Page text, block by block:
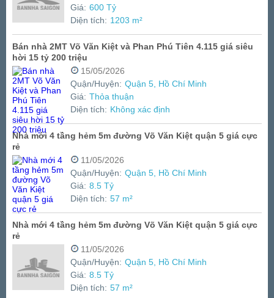
Giá: 600 Tỷ
Diện tích: 1203 m²
Bán nhà 2MT Võ Văn Kiệt và Phan Phú Tiên 4.115 giá siêu
hời 15 tỷ 200 triệu
15/05/2026
Quận/Huyện: Quận 5, Hồ Chí Minh
Giá: Thỏa thuận
Diện tích: Không xác định
Nhà mới 4 tầng hẻm 5m đường Võ Văn Kiệt quận 5 giá cực
rẻ
11/05/2026
Quận/Huyện: Quận 5, Hồ Chí Minh
Giá: 8.5 Tỷ
Diện tích: 57 m²
Nhà mới 4 tầng hẻm 5m đường Võ Văn Kiệt quận 5 giá cực
rẻ
11/05/2026
Quận/Huyện: Quận 5, Hồ Chí Minh
Giá: 8.5 Tỷ
Diện tích: 57 m²